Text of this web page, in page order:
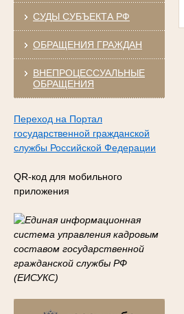
СУДЫ СУБЪЕКТА РФ
ОБРАЩЕНИЯ ГРАЖДАН
ВНЕПРОЦЕССУАЛЬНЫЕ
ОБРАЩЕНИЯ
Переход на Портал
государственной гражданской
службы Российской Федерации
QR-код для мобильного
приложения